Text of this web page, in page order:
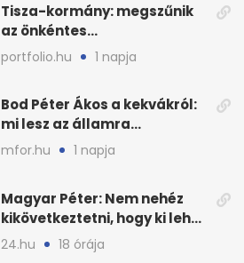
Tisza-kormány: megszűnik
az önkéntes
fogyasztáscsökkentés
portfolio.hu 1 napja
Bod Péter Ákos a kekvákról:
mi lesz az államra
visszaszálló vagyonnal?
mfor.hu 1 napja
Magyar Péter: Nem nehéz
kikövetkeztetni, hogy ki lehet
a három jelölt
24.hu 18 órája